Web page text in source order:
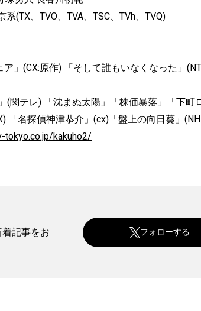
(TX、TVO、TVA、TSC、TVh、TVQ)
」(CX:原作) 「そして誰もいなくなった」
(関テレ) 「沈まぬ太陽」「株価暴落」「下町
「名探偵神津恭介」(cx)「盤上の向日葵」
tokyo.co.jp/kakuho2/
着記事をお
フォローする